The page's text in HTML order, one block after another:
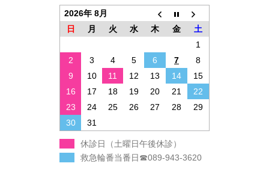
2026年 8月
日
月 火 水 木 金
土
1
2
3 4 5 6 7
8
9
10 11 12 13 14
15
16
17 18 19 20 21
22
23
24 25 26 27 28
29
30
31
休診日（土曜日午後休診）
救急輪番当番日☎089-943-3620